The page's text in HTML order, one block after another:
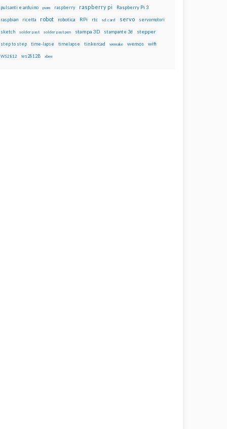
pulsanti e arduino pwm raspberry raspberry pi Raspberry Pi 3
raspbian ricetta robot robotica RPi rtc sd card servo servomotori
sketch solder past solder past pen stampa 3D stampante 3d stepper
step to step time-lapse timelapse tinkercad wemake wemos wifi
WS2812 ws2812B xbee